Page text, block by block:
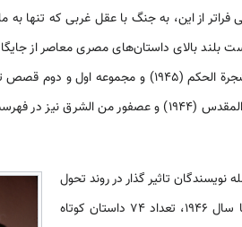
از این، به جنگ با عقل غربی که تنها به
بلند بالای داستان‌های مصری معاصر از
تاریخ حیاة معدة است. عودة الروح (1933)، حمار الحکیم (1940) و الرباط
جمله نویسندگان تاثیر گذار در روند تحول
ادبیات معاصر عرب در دهه­‌های میانی و نیمه دوم قرن گذشته است. او تا سال 1946، تعداد 74 داستان کوتاه